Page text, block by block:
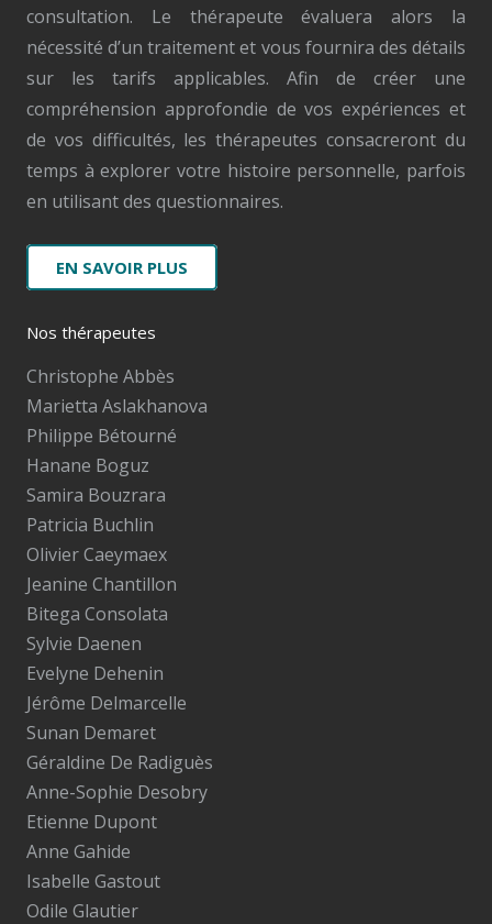
consultation. Le thérapeute évaluera alors la
nécessité d’un traitement et vous fournira des détails
sur les tarifs applicables. Afin de créer une
compréhension approfondie de vos expériences et
de vos difficultés, les thérapeutes consacreront du
temps à explorer votre histoire personnelle, parfois
en utilisant des questionnaires.
EN SAVOIR PLUS
Nos thérapeutes
Christophe Abbès
Marietta Aslakhanova
Philippe Bétourné
Hanane Boguz
Samira Bouzrara
Patricia Buchlin
Olivier Caeymaex
Jeanine Chantillon
Bitega Consolata
Sylvie Daenen
Evelyne Dehenin
Jérôme Delmarcelle
Sunan Demaret
Géraldine De Radiguès
Anne-Sophie Desobry
Etienne Dupont
Anne Gahide
Isabelle Gastout
Odile Glautier